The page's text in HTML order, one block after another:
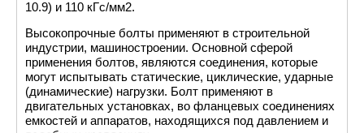
10.9) и 110 кГс/мм2.
Высокопрочные болты применяют в строительной
индустрии, машиностроении. Основной сферой
применения болтов, являются соединения, которые
могут испытывать статические, циклические, ударные
(динамические) нагрузки. Болт применяют в
двигательных установках, во фланцевых соединениях
емкостей и аппаратов, находящихся под давлением и